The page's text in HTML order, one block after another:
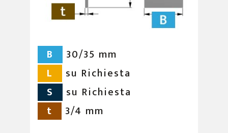
B
30/35 mm
L
su Richiesta
S
su Richiesta
t
3/4 mm